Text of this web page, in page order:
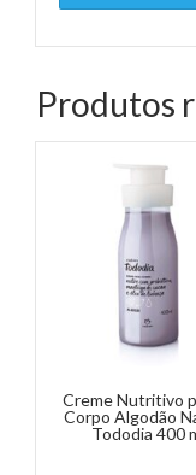
Produtos
Creme Nutritivo
Corpo Algodão
Tododia 400